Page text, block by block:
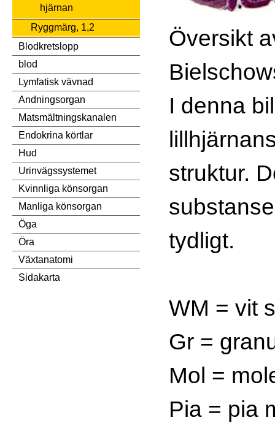
hjärnan
Ryggmärg, 1,2
Blodkretslopp
blod
Lymfatisk vävnad
Andningsorgan
Matsmältningskanalen
Endokrina körtlar
Hud
Urinvägssystemet
Kvinnliga könsorgan
Manliga könsorgan
Öga
Öra
Växtanatomi
Sidakarta
Översikt
I denna
struktur.
tydligt.
WM = vit
Gr =
Mol =
Pia = pia